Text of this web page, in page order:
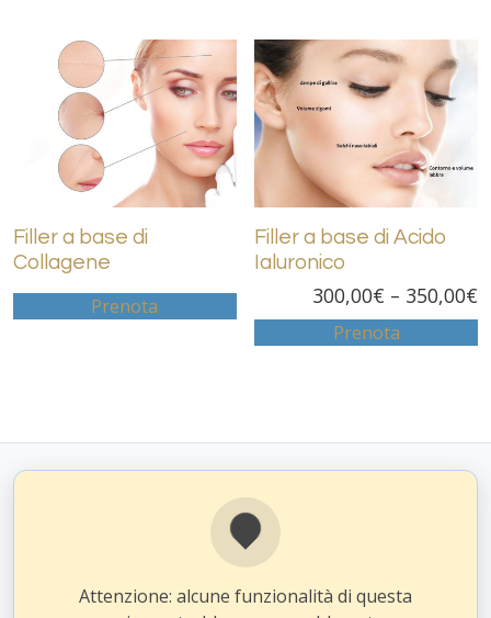
Filler a base di
Collagene
Prenota
Filler a base di Acido
Ialuronico
300,00€ – 350,00€
Prenota
Attenzione: alcune funzionalità di questa